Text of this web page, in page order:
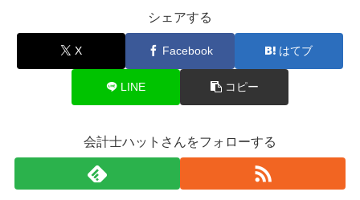
シェアする
X Facebook はてブ
LINE コピー
会計士ハットさんをフォローする